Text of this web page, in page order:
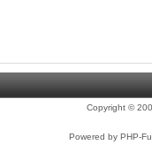
Copyright ©
Powered by PHP-